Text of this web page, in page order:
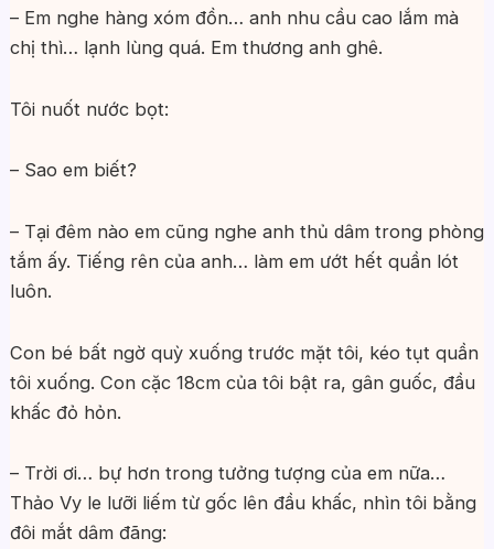
– Em nghe hàng xóm đồn… anh nhu cầu cao lắm mà
chị thì… lạnh lùng quá. Em thương anh ghê.
Tôi nuốt nước bọt:
– Sao em biết?
– Tại đêm nào em cũng nghe anh thủ dâm trong phòng
tắm ấy. Tiếng rên của anh… làm em ướt hết quần lót
luôn.
Con bé bất ngờ quỳ xuống trước mặt tôi, kéo tụt quần
tôi xuống. Con cặc 18cm của tôi bật ra, gân guốc, đầu
khấc đỏ hỏn.
– Trời ơi… bự hơn trong tưởng tượng của em nữa…
Thảo Vy le lưỡi liếm từ gốc lên đầu khấc, nhìn tôi bằng
đôi mắt dâm đãng: